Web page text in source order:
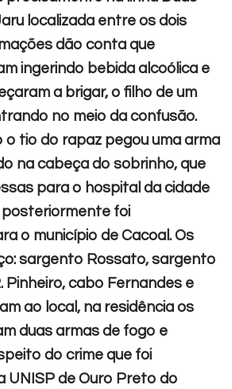
localizada entre os dois
dão conta que
ingerindo bebida alcoólica e
a brigar, o filho de um
no meio da confusão.
o tio do rapaz pegou uma arma
na cabeça do sobrinho, que
para o hospital da cidade
foi
o município de Cacoal. Os
sargento Rossato, sargento
Pinheiro, cabo Fernandes e
ao local, na residência os
duas armas de fogo e
do crime que foi
UNISP de Ouro Preto do